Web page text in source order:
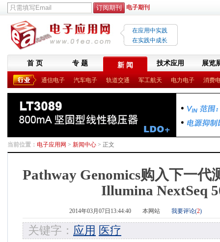
电子期刊
在应用中实践
在实践中成长
首 页 专 题 新 闻 技术应用 展览
通信电子 汽车电子 轨道交通 军工航天 电力电子 消费
当前位置： 电子应用网 > 新闻中心 > 正文
Pathway Genomics购入下一代
Illumina NextSeq
2014年03月07日13:44:40 本网站 我要评论(2)
关键字： 应用 医疗